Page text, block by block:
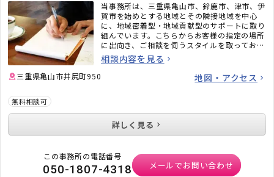
当事務所は、三重県亀山市、鈴鹿市、津市、伊
賀市を始めとする地域とその隣接地域を中心
に、地域密着型・地域貢献型のサポートに取り
組んでいます。こちらからお客様の指定の場所
に出向き、ご相談を伺うスタイルを取っており
ますので、ご高齢の方、日中は外出が難しい方
も、お気軽にお問い合わせください。
相談内容を見る
三重県亀山市井尻町950 地図・アクセス
無料相談可
詳しく見る
この事務所の電話番号
050-1807-4318 メールでお問い合わせ